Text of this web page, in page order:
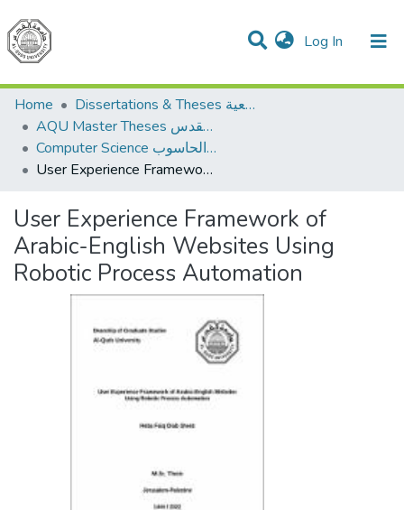
Log In (current)
Communities & Collections
All of DSpace
Home
Dissertations & Theses الرسائل الجامعية
AQU Master Theses الرسائل الجامعية الخاصة بجامعة القدس
Computer Science علم الحاسوب
User Experience Framework of Arabic-English Websites Using Robotic Process Automation
User Experience Framework of
Arabic-English Websites Using
Robotic Process Automation